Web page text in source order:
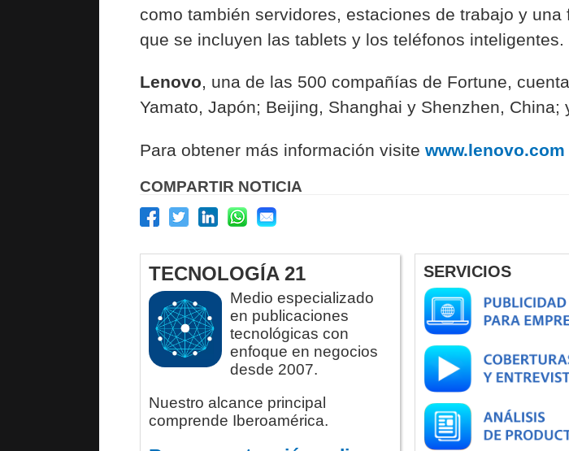
como también servidores, estaciones de trabajo y
que se incluyen las tablets y los teléfonos inteligentes.
Lenovo, una de las 500 compañías de Fortune,
Yamato, Japón; Beijing, Shanghai y Shenzhen, China;
Para obtener más información visite www.lenovo.com
COMPARTIR NOTICIA
TECNOLOGÍA 21
Medio especializado
en publicaciones
tecnológicas con
enfoque en negocios
desde 2007.
Nuestro alcance principal
comprende Iberoamérica.
SERVICIOS